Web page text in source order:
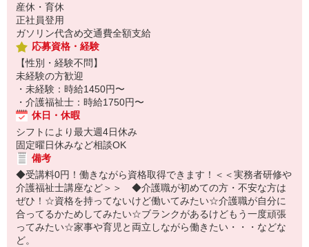
産休・育休
正社員登用
ガソリン代含め交通費全額支給
応募資格・経験
【性別・経験不問】
未経験の方歓迎
・未経験：時給1450円〜
・介護福祉士：時給1750円〜
休日・休暇
シフトにより最大週4日休み
固定曜日休みなど相談OK
備考
◆受講料0円！働きながら資格取得できます！＜＜実務者研修や
介護福祉士講座など＞＞ ◆介護職が初めての方・不安な方は
ぜひ！☆資格を持ってないけど働いてみたい☆介護職が自分に
合ってるかためしてみたい☆ブランクがあるけどもう一度頑張
ってみたい☆家事や育児と両立しながら働きたい・・・などな
ど。